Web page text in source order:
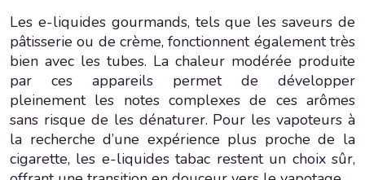
Les e-liquides gourmands, tels que les saveurs de
pâtisserie ou de crème, fonctionnent également très
bien avec les tubes. La chaleur modérée produite
par ces appareils permet de développer
pleinement les notes complexes de ces arômes
sans risque de les dénaturer. Pour les vapoteurs à
la recherche d’une expérience plus proche de la
cigarette, les e-liquides tabac restent un choix sûr,